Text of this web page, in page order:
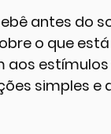
antes do
o que
simples e